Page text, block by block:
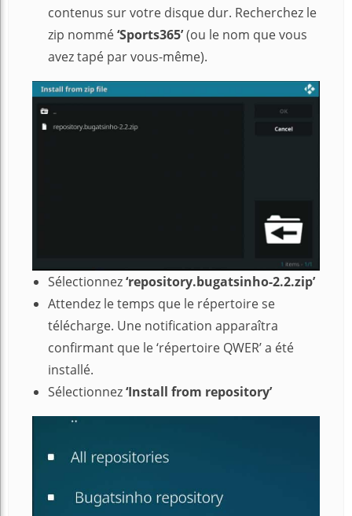
contenus sur votre disque dur. Recherchez le
zip nommé‘Sports365’(ou le nom que vous
avez tapé par vous-même).
Sélectionnez‘repository.bugatsinho-2.2.zip’
Attendez le temps que le répertoire se
télécharge. Une notification apparaîtra
confirmant que le ‘répertoire QWER’ a été
installé.
Sélectionnez‘Install from repository’